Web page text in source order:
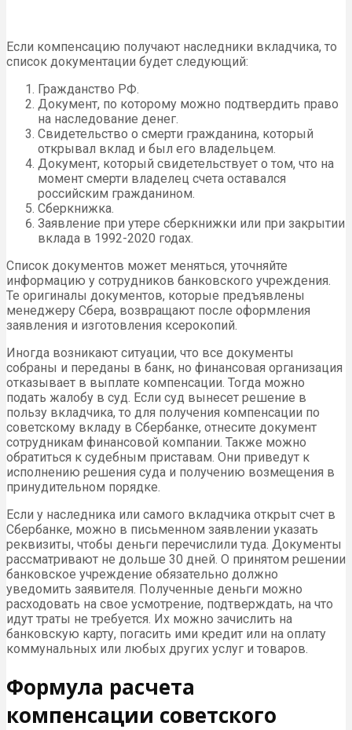
Если компенсацию получают наследники вкладчика, то
список документации будет следующий:
Гражданство РФ.
Документ, по которому можно подтвердить право
на наследование денег.
Свидетельство о смерти гражданина, который
открывал вклад и был его владельцем.
Документ, который свидетельствует о том, что на
момент смерти владелец счета оставался
российским гражданином.
Сберкнижка.
Заявление при утере сберкнижки или при закрытии
вклада в 1992-2020 годах.
Список документов может меняться, уточняйте
информацию у сотрудников банковского учреждения.
Те оригиналы документов, которые предъявлены
менеджеру Сбера, возвращают после оформления
заявления и изготовления ксерокопий.
Иногда возникают ситуации, что все документы
собраны и переданы в банк, но финансовая организация
отказывает в выплате компенсации. Тогда можно
подать жалобу в суд. Если суд вынесет решение в
пользу вкладчика, то для получения компенсации по
советскому вкладу в Сбербанке, отнесите документ
сотрудникам финансовой компании. Также можно
обратиться к судебным приставам. Они приведут к
исполнению решения суда и получению возмещения в
принудительном порядке.
Если у наследника или самого вкладчика открыт счет в
Сбербанке, можно в письменном заявлении указать
реквизиты, чтобы деньги перечислили туда. Документы
рассматривают не дольше 30 дней. О принятом решении
банковское учреждение обязательно должно
уведомить заявителя. Полученные деньги можно
расходовать на свое усмотрение, подтверждать, на что
идут траты не требуется. Их можно зачислить на
банковскую карту, погасить ими кредит или на оплату
коммунальных или любых других услуг и товаров.
Формула расчета
компенсации советского